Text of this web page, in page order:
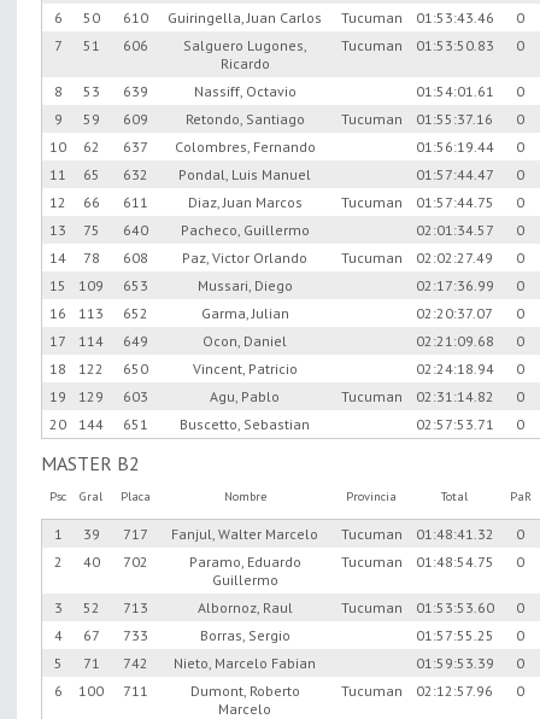
6
50 610 Guiringella, Juan Carlos Tucuman 01:53:43.46
0
7
51 606
Salguero Lugones,
Ricardo
Tucuman 01:53:50.83 0
8 53 639 Nassiff, Octavio 01:54:01.61
0
9
59 609 Retondo, Santiago Tucuman 01:55:37.16
0
10
62 637 Colombres, Fernando 01:56:19.44
0
11
65 632 Pondal, Luis Manuel 01:57:44.47
0
12
66 611 Diaz, Juan Marcos Tucuman 01:57:44.75
0
13
75 640 Pacheco, Guillermo 02:01:34.57
0
14
78 608 Paz, Victor Orlando Tucuman 02:02:27.49
0
15
109 653 Mussari, Diego 02:17:36.99
0
16
113 652 Garma, Julian 02:20:37.07
0
17
114 649 Ocon, Daniel 02:21:09.68
0
18
122 650 Vincent, Patricio 02:24:18.94
0
19
129 603 Agu, Pablo Tucuman 02:31:14.82
0
20
144 651 Buscetto, Sebastian 02:57:53.71 0
MASTER B2
Psc Gral Placa Nombre Provincia Total PaR
1 39 717 Fanjul, Walter Marcelo Tucuman 01:48:41.32
0
2
40 702
Paramo, Eduardo
Guillermo
Tucuman 01:48:54.75 0
3 52 713 Albornoz, Raul Tucuman 01:53:53.60
0
4
67 733 Borras, Sergio 01:57:55.25
0
5
71 742 Nieto, Marcelo Fabian 01:59:53.39
0
6
100 711
Dumont, Roberto
Marcelo
Tucuman 02:12:57.96 0